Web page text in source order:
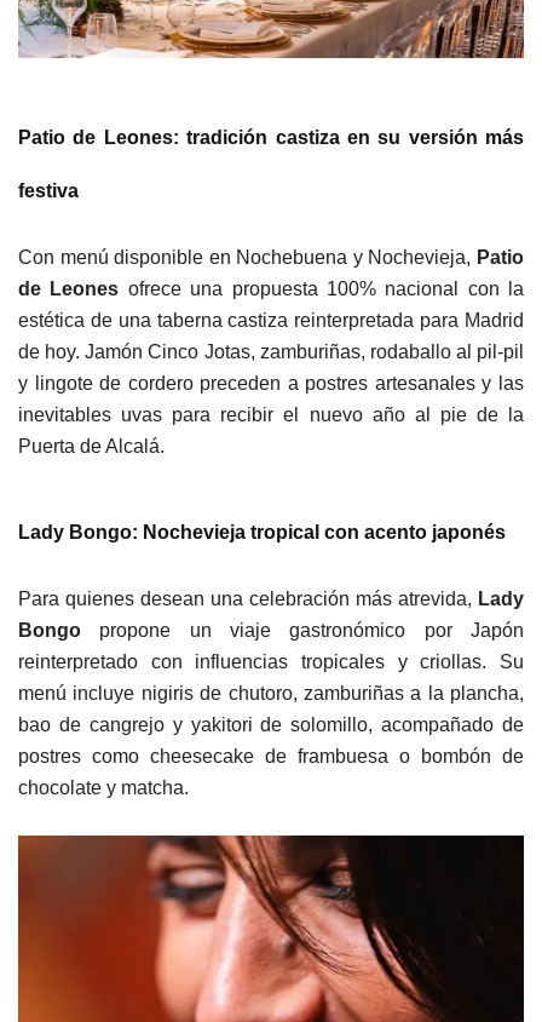
Patio de Leones: tradición castiza en su versión más
festiva
Con menú disponible en Nochebuena y Nochevieja, Patio
de Leones ofrece una propuesta 100% nacional con la
estética de una taberna castiza reinterpretada para Madrid
de hoy. Jamón Cinco Jotas, zamburiñas, rodaballo al pil-pil
y lingote de cordero preceden a postres artesanales y las
inevitables uvas para recibir el nuevo año al pie de la
Puerta de Alcalá.
Lady Bongo: Nochevieja tropical con acento japonés
Para quienes desean una celebración más atrevida, Lady
Bongo propone un viaje gastronómico por Japón
reinterpretado con influencias tropicales y criollas. Su
menú incluye nigiris de chutoro, zamburiñas a la plancha,
bao de cangrejo y yakitori de solomillo, acompañado de
postres como cheesecake de frambuesa o bombón de
chocolate y matcha.